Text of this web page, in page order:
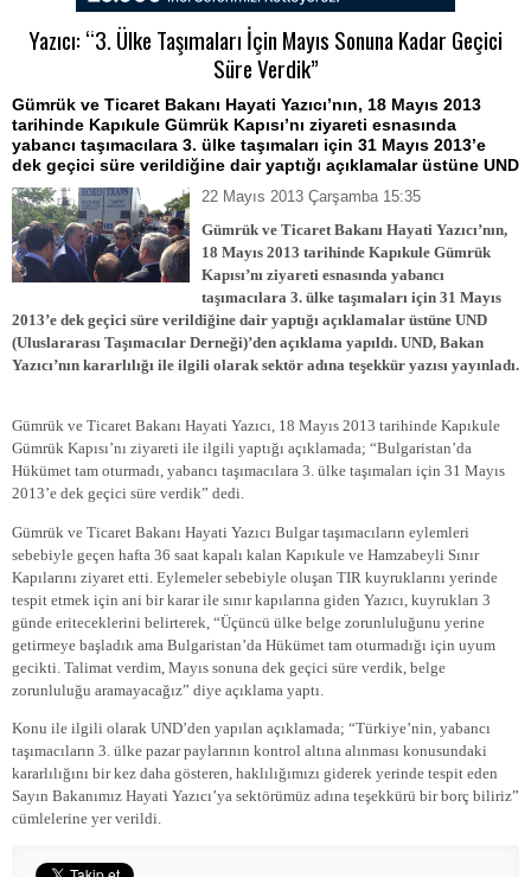
Yazıcı: “3. Ülke Taşımaları İçin Mayıs Sonuna Kadar Geçici
Süre Verdik”
Gümrük ve Ticaret Bakanı Hayati Yazıcı’nın, 18 Mayıs 2013
tarihinde Kapıkule Gümrük Kapısı’nı ziyareti esnasında
yabancı taşımacılara 3. ülke taşımaları için 31 Mayıs 2013’e
dek geçici süre verildiğine dair yaptığı açıklamalar üstüne UND
22 Mayıs 2013 Çarşamba 15:35
Gümrük ve Ticaret Bakanı Hayati Yazıcı’nın,
18 Mayıs 2013 tarihinde Kapıkule Gümrük
Kapısı’nı ziyareti esnasında yabancı
taşımacılara 3. ülke taşımaları için 31 Mayıs
2013’e dek geçici süre verildiğine dair yaptığı açıklamalar üstüne UND
(Uluslararası Taşımacılar Derneği)’den açıklama yapıldı. UND, Bakan
Yazıcı’nın kararlılığı ile ilgili olarak sektör adına teşekkür yazısı yayınladı.
Gümrük ve Ticaret Bakanı Hayati Yazıcı, 18 Mayıs 2013 tarihinde Kapıkule
Gümrük Kapısı’nı ziyareti ile ilgili yaptığı açıklamada; “Bulgaristan’da
Hükümet tam oturmadı, yabancı taşımacılara 3. ülke taşımaları için 31 Mayıs
2013’e dek geçici süre verdik” dedi.
Gümrük ve Ticaret Bakanı Hayati Yazıcı Bulgar taşımacıların eylemleri
sebebiyle geçen hafta 36 saat kapalı kalan Kapıkule ve Hamzabeyli Sınır
Kapılarını ziyaret etti. Eylemeler sebebiyle oluşan TIR kuyruklarını yerinde
tespit etmek için ani bir karar ile sınır kapılarına giden Yazıcı, kuyrukları 3
günde eriteceklerini belirterek, “Üçüncü ülke belge zorunluluğunu yerine
getirmeye başladık ama Bulgaristan’da Hükümet tam oturmadığı için uyum
gecikti. Talimat verdim, Mayıs sonuna dek geçici süre verdik, belge
zorunluluğu aramayacağız” diye açıklama yaptı.
Konu ile ilgili olarak UND’den yapılan açıklamada; “Türkiye’nin, yabancı
taşımacıların 3. ülke pazar paylarının kontrol altına alınması konusundaki
kararlılığını bir kez daha gösteren, haklılığımızı giderek yerinde tespit eden
Sayın Bakanımız Hayati Yazıcı’ya sektörümüz adına teşekkürü bir borç biliriz”
cümlelerine yer verildi.